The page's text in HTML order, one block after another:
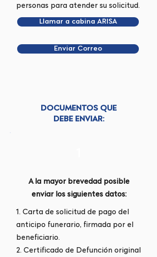
personas para atender su solicitud.
Llamar a cabina ARISA
Enviar Correo
DOCUMENTOS QUE
DEBE ENVIAR:
A la mayor brevedad posible
enviar los siguientes datos:
1. Carta de solicitud de pago del
anticipo funerario, firmada por el
beneficiario.
2. Certificado de Defunción original